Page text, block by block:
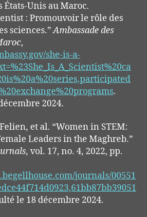
États-Unis au Maroc.
: Promouvoir le rôle des
sciences.”Ambassade des
,
she-is-a-
.
2024.
et al. “Women in STEM:
Leaders in the Maghreb.”
, vol. 17, no. 4, 2022, pp.
journals/00551
le 18 décembre 2024.